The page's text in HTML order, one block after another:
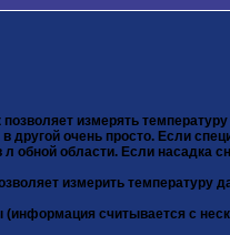
измерять
очень просто. Если
обной области. Если насадка
измерить температуру
считывается с